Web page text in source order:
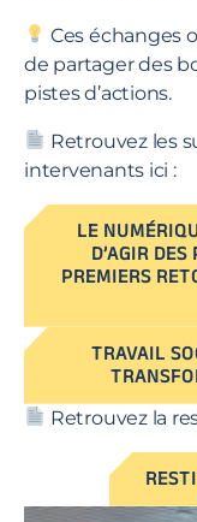
Ces échanges
de partager des
pistes d’actions.
Retrouvez les
intervenants ici :
LE
D’AGIR
PREMIERS
TRAVAIL
Retrouvez la